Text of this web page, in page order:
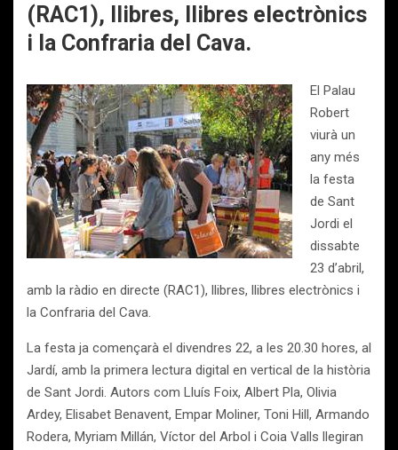
(RAC1), llibres, llibres electrònics
i la Confraria del Cava.
El Palau
Robert
viurà un
any més
la festa
de Sant
Jordi el
dissabte
23 d’abril,
amb la ràdio en directe (RAC1), llibres, llibres electrònics i
la Confraria del Cava.
La festa ja començarà el divendres 22, a les 20.30 hores, al
Jardí, amb la primera lectura digital en vertical de la història
de Sant Jordi. Autors com Lluís Foix, Albert Pla, Olivia
Ardey, Elisabet Benavent, Empar Moliner, Toni Hill, Armando
Rodera, Myriam Millán, Víctor del Arbol i Coia Valls llegiran